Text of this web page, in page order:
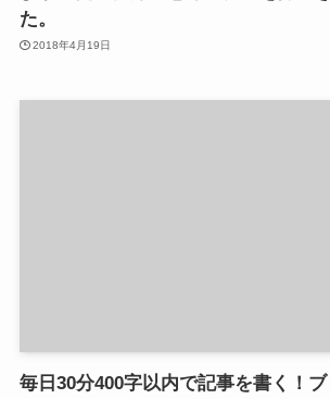
た。
2018年4月19日
毎日30分400字以内で記事を書く！